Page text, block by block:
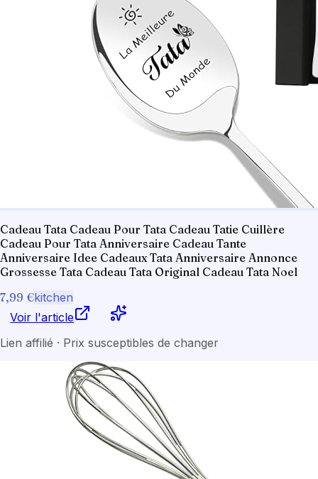
Cadeau Tata Cadeau Pour Tata Cadeau Tatie Cuillère
Cadeau Pour Tata Anniversaire Cadeau Tante
Anniversaire Idee Cadeaux Tata Anniversaire Annonce
Grossesse Tata Cadeau Tata Original Cadeau Tata Noel
7,99 €kitchen
Voir l'article
Lien affilié · Prix susceptibles de changer